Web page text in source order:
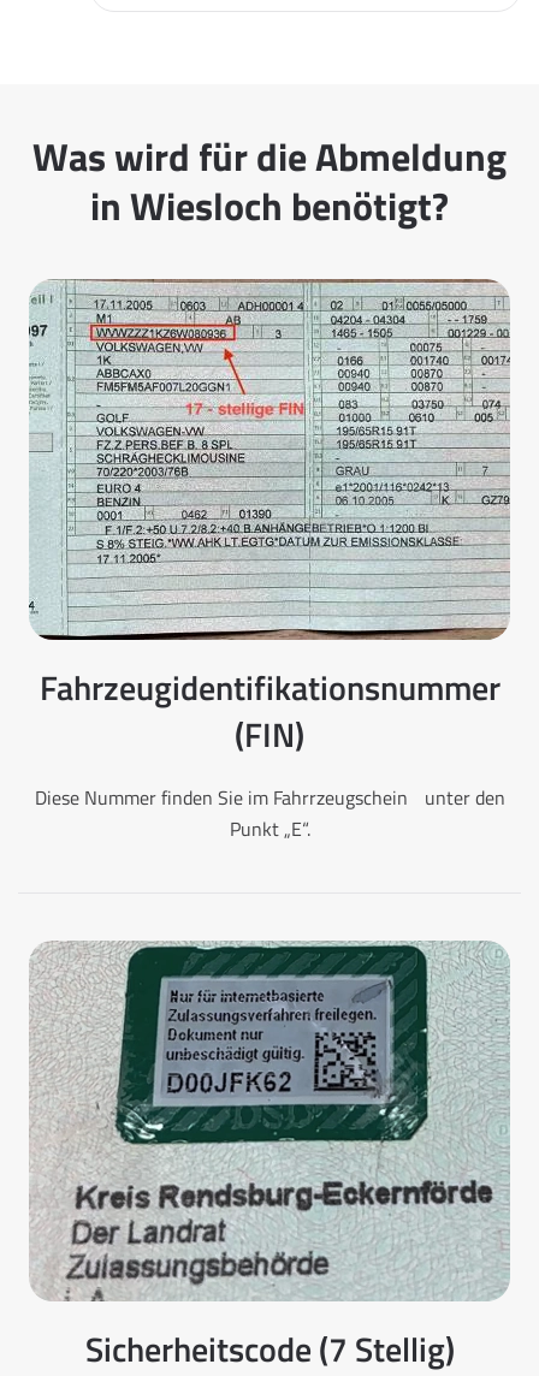
Was wird für die Abmeldung
in Wiesloch benötigt?
Fahrzeugidentifikationsnummer
(FIN)
Diese Nummer finden Sie im Fahrrzeugschein unter den
Punkt „E“.
Sicherheitscode (7 Stellig)